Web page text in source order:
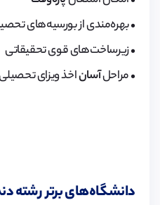
• بهره‌مندی از بورسیه‌های
• زیرساخت‌های قوی تحقیقاتی
• مراحلآساناخذ ویزای
دانشگاه‌های برتر رشته